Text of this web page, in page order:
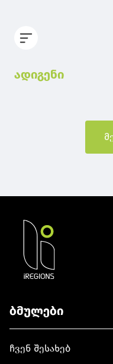
ადიგენი
ბმულები
ჩვენ შესახებ